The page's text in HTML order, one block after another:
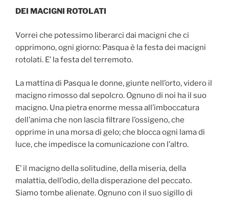
DEI MACIGNI ROTOLATI
Vorrei che potessimo liberarci dai macigni che ci
opprimono, ogni giorno: Pasqua è la festa dei macigni
rotolati. E’ la festa del terremoto.
La mattina di Pasqua le donne, giunte nell’orto, videro il
macigno rimosso dal sepolcro. Ognuno di noi ha il suo
macigno. Una pietra enorme messa all’imboccatura
dell’anima che non lascia filtrare l’ossigeno, che
opprime in una morsa di gelo; che blocca ogni lama di
luce, che impedisce la comunicazione con l’altro.
E’ il macigno della solitudine, della miseria, della
malattia, dell’odio, della disperazione del peccato.
Siamo tombe alienate. Ognuno con il suo sigillo di